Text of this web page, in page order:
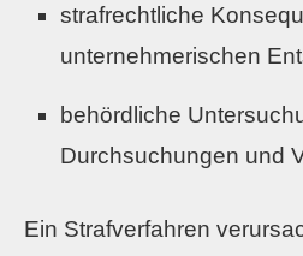
strafrechtliche
unternehmerischen
behördliche
Durchsuchungen und
Ein Strafverfahren